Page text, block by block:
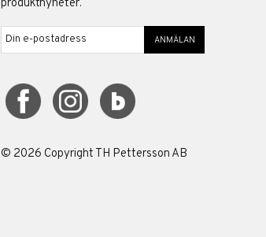
produktnyheter.
ANMÄLAN
© 2026 Copyright TH Pettersson AB